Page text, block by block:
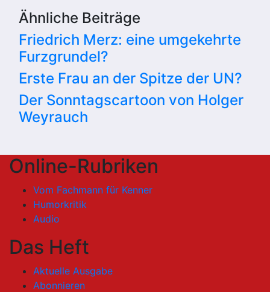
Ähnliche Beiträge
Friedrich Merz: eine umgekehrte
Furzgrundel?
Erste Frau an der Spitze der UN?
Der Sonntagscartoon von Holger
Weyrauch
Online-Rubriken
Vom Fachmann für Kenner
Humorkritik
Audio
Das Heft
Aktuelle Ausgabe
Abonnieren